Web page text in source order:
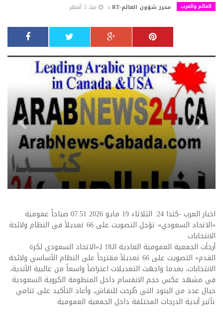
العالم والعرب محرر شؤون العالم-RT : منذ 3 أشهر
اخبار العرب -كندا 24: الثلاثاء 19 مايو 2026 07:51 صباحاً عمومية
«الاتحاد السعودي» تؤجل التصويت على 66 تعديلاً في النظام ولائحة
الانتخابات
أرجأت الجمعية العمومية العادية الـ18 لـ«الاتحاد السعودي لكرة
القدم» التصويت على 66 تعديلاً مقترحاً على النظام الأساسي ولائحة
الانتخابات، بعدما واجهت التعديلات اعتراضاً واسعاً من غالبية الأندية،
في مشهد عكس حجم الانقسام داخل المنظومة الكروية السعودية
حيال عدد من البنود التي طُرحت للنقاش، وأعاد التأكيد على تنامي
تأثير أندية الدرجات المختلفة داخل الجمعية العمومية.